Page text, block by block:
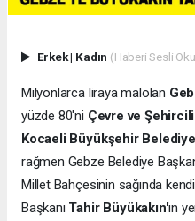
Erkek| Kadın (Haberi Sesli
Milyonlarca liraya malolan
yüzde 80'ni Çevre ve
Kocaeli Büyükşehir
rağmen Gebze Belediye
Millet Bahçesinin sağında
Başkanı Tahir Büyükakın'ın